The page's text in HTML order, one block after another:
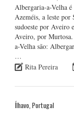
Albergaria-a-Velha
Azeméis, a leste por
sudoeste por Aveiro
Aveiro, por
a-Velha são:
…
Rita Pereira
Ílhavo, Portugal